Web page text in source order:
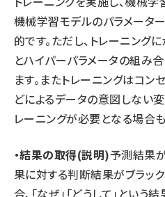
機械学習モデルのパラメータ
的です。ただし、トレーニング
とハイパーパラメータの組み
ます。またトレーニングはコン
どによるデータの意図しない
レーニングが必要となる場合も
・結果の取得(説明)予測結果
果に対する判断結果がブラッ
合、「なぜ」「どうして」とい